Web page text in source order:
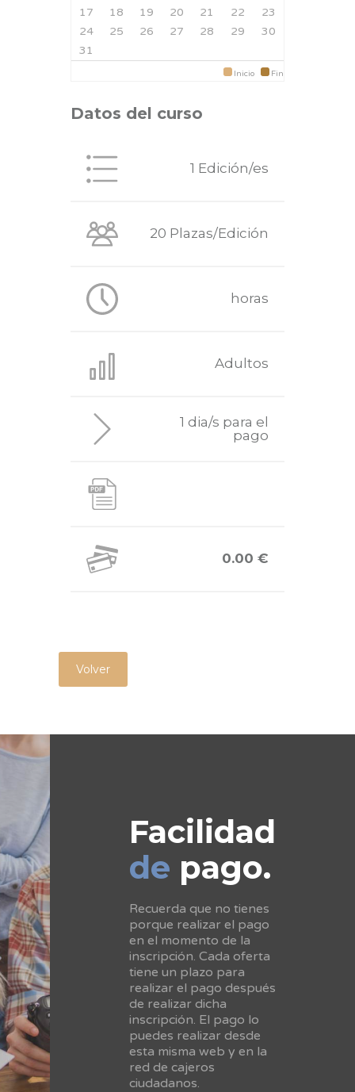
17 18 19 20 21 22
23
24
25 26 27 28 29
30
31
Inicio Fin
Datos del curso
1 Edición/es
20 Plazas/Edición
horas
Adultos
1 dia/s para el
pago
0.00 €
Volver
Facilidad
de pago.
Recuerda que no tienes
porque realizar el pago
en el momento de la
inscripción. Cada oferta
tiene un plazo para
realizar el pago después
de realizar dicha
inscripción. El pago lo
puedes realizar desde
esta misma web y en la
red de cajeros
ciudadanos.